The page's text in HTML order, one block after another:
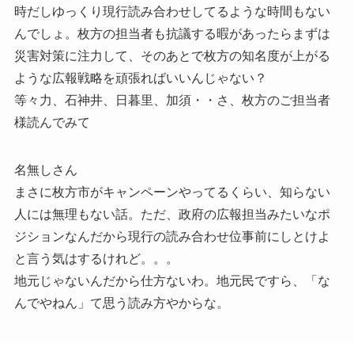
時だしゆっくり現行読み合わせしてるような時間もない
んでしょ。枚方の担当者も抗議する暇があったらまずは
災害対策に注力して、そのあとで枚方の知名度が上がる
ような広報戦略を頑張ればいいんじゃない？
等々力、石神井、日暮里、加須・・さ、枚方のご担当者
様読んでみて
名無しさん
まさに枚方市がキャンペーンやってるくらい、知らない
人には無理もない話。ただ、政府の広報担当みたいなポ
ジションなんだから現行の読み合わせ位事前にしとけよ
と言う気はするけれど。。。
地元じゃないんだから仕方ないわ。地元民ですら、「な
んでやねん」て思う読み方やからな。